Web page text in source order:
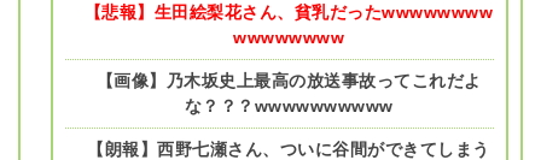
【悲報】生田絵梨花さん、貧乳だったwwwwwwww
wwwwwwww
【画像】乃木坂史上最高の放送事故ってこれだよ
な？？？wwwwwwwwww
【朗報】西野七瀬さん、ついに谷間ができてしまう